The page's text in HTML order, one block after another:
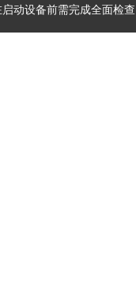
动设备前需完成全面检查